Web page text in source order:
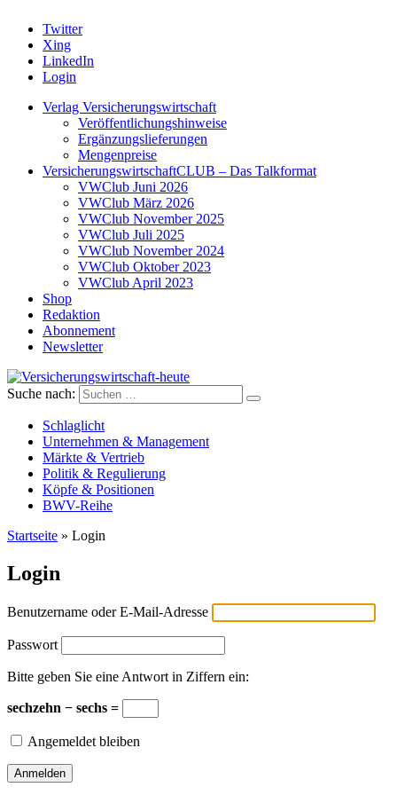
Twitter
Xing
LinkedIn
Login
Verlag Versicherungswirtschaft
Veröffentlichungshinweise
Ergänzungslieferungen
Mengenpreise
VersicherungswirtschaftCLUB – Das Talkformat
VWClub Juni 2026
VWClub März 2026
VWClub November 2025
VWClub Juli 2025
VWClub November 2024
VWClub Oktober 2023
VWClub April 2023
Shop
Redaktion
Abonnement
Newsletter
Versicherungswirtschaft-heute
Suche nach:
Schlaglicht
Unternehmen & Management
Märkte & Vertrieb
Politik & Regulierung
Köpfe & Positionen
BWV-Reihe
Startseite » Login
Login
Benutzername oder E-Mail-Adresse
Passwort
Bitte geben Sie eine Antwort in Ziffern ein:
sechzehn − sechs =
Angemeldet bleiben